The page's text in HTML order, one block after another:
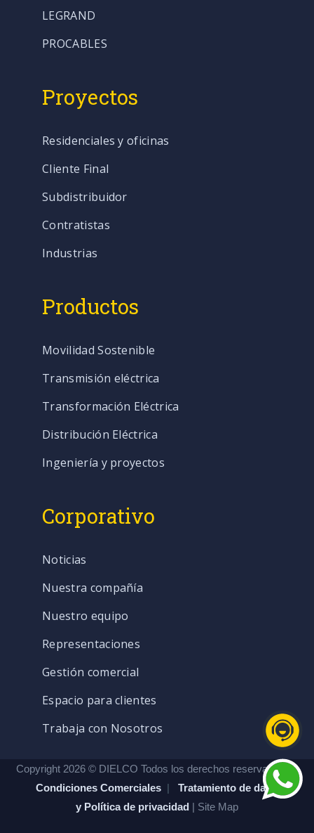
LEGRAND
PROCABLES
Proyectos
Residenciales y oficinas
Cliente Final
Subdistribuidor
Contratistas
Industrias
Productos
Movilidad Sostenible
Transmisión eléctrica
Transformación Eléctrica
Distribución Eléctrica
Ingeniería y proyectos
Corporativo
Noticias
Nuestra compañía
Nuestro equipo
Representaciones
Gestión comercial
Espacio para clientes
Trabaja con Nosotros
Copyright 2026 © DIELCO Todos los derechos reservados. |
Condiciones Comerciales | Tratamiento de datos
y Política de privacidad | Site Map